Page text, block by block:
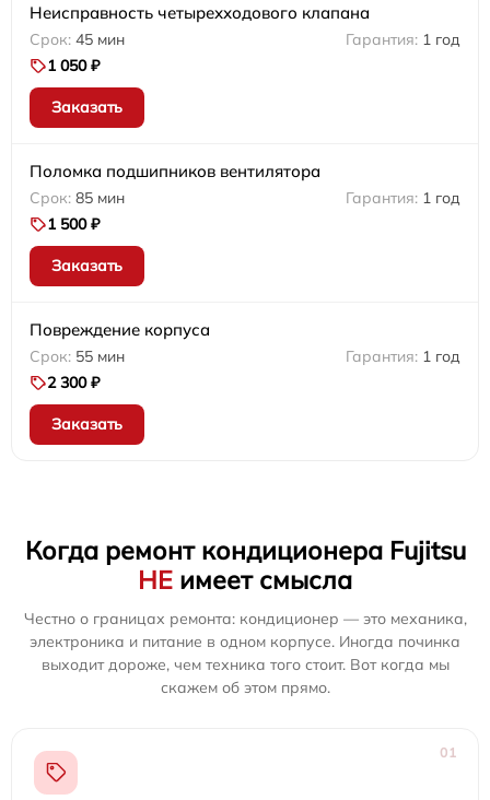
Неисправность четырехходового клапана
45 мин
1 год
1 050 ₽
Заказать
Поломка подшипников вентилятора
85 мин
1 год
1 500 ₽
Заказать
Повреждение корпуса
55 мин
1 год
2 300 ₽
Заказать
Когда ремонт кондиционера Fujitsu
НЕ имеет смысла
Честно о границах ремонта: кондиционер — это механика,
электроника и питание в одном корпусе. Иногда починка
выходит дороже, чем техника того стоит. Вот когда мы
скажем об этом прямо.
01